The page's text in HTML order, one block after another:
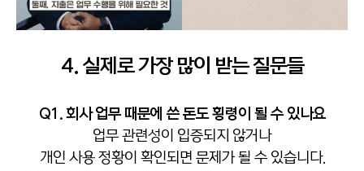
4. 실제로 가장 많이 받는 질문들
Q1. 회사 업무 때문에 쓴 돈도 횡령이 될 수 있나요
업무 관련성이 입증되지 않거나
개인 사용 정황이 확인되면 문제가 될 수 있습니다.